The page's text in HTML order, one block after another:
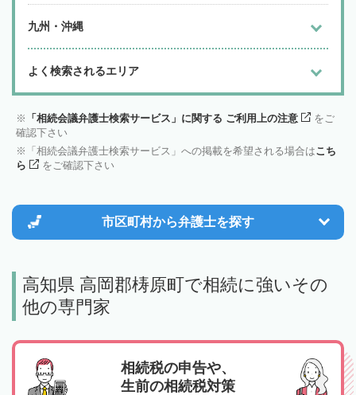
九州・沖縄
よく検索されるエリア
「相続会議弁護士検索サービス」に関する ご利用上の注意
をご
確認下さい
「相続会議弁護士検索サービス」への掲載を希望される場合はこち
ら
をご確認下さい
市区町村から弁護士を探す
高知県 高岡郡梼原町で相続に強いその
他の専門家
相続税の申告や、
生前の相続税対策